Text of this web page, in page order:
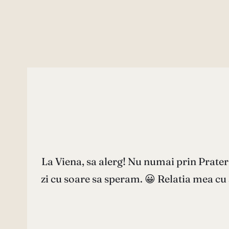
La Viena, sa alerg! Nu numai prin
zi cu soare sa speram. 😀 Relatia mea